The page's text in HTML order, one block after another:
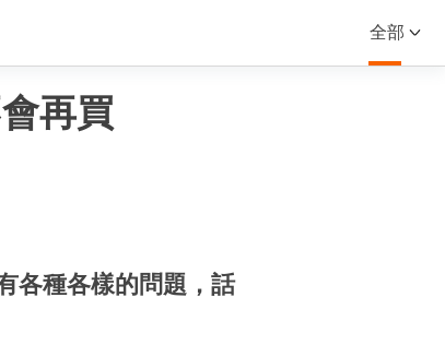
全部
再買
各種各樣的問題，話